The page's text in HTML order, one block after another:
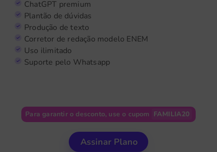
ChatGPT premium
Plantão de dúvidas
Produção de texto
Corretor de redação modelo ENEM
Uso ilimitado
Suporte pelo Whatsapp
Para garantir o desconto, use o cupom FAMILIA20
Assinar Plano